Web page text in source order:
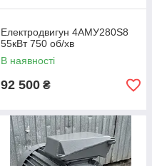
Електродвигун 4АМУ280Ѕ8
55кВт 750 об/хв
В наявності
92 500 ₴